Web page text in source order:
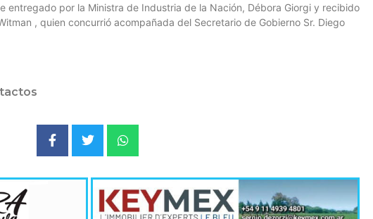
entregado por la Ministra de Industria de la Nación, Débora Giorgi y recibido
, quien concurrió acompañada del Secretario de Gobierno Sr. Diego